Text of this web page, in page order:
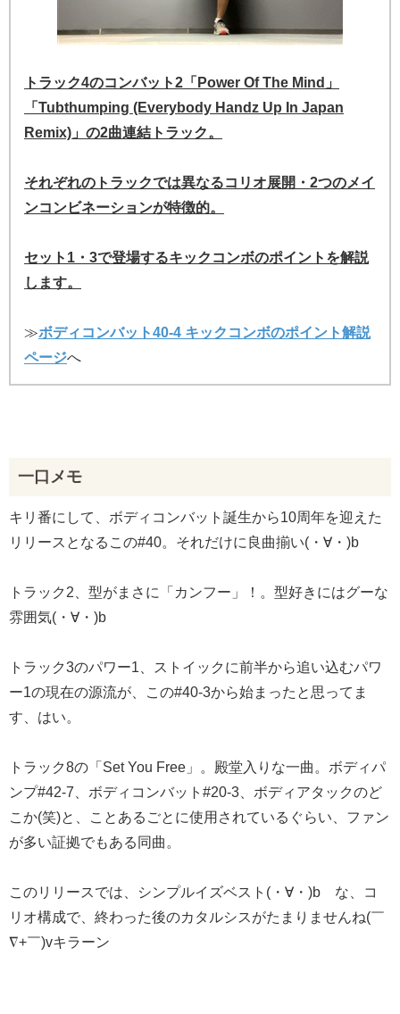
トラック4のコンバット2「Power Of The Mind」
「Tubthumping (Everybody Handz Up In Japan
Remix)」の2曲連結トラック。
それぞれのトラックでは異なるコリオ展開・2つのメイ
ンコンビネーションが特徴的。
セット1・3で登場するキックコンボのポイントを解説
します。
≫ボディコンバット40-4 キックコンボのポイント解説
ページへ
一口メモ
キリ番にして、ボディコンバット誕生から10周年を迎えた
リリースとなるこの#40。それだけに良曲揃い(・∀・)b
トラック2、型がまさに「カンフー」！。型好きにはグーな
雰囲気(・∀・)b
トラック3のパワー1、ストイックに前半から追い込むパワ
ー1の現在の源流が、この#40-3から始まったと思ってま
す、はい。
トラック8の「Set You Free」。殿堂入りな一曲。ボディパ
ンプ#42-7、ボディコンバット#20-3、ボディアタックのど
こか(笑)と、ことあるごとに使用されているぐらい、ファン
が多い証拠でもある同曲。
このリリースでは、シンプルイズベスト(・∀・)b な、コ
リオ構成で、終わった後のカタルシスがたまりませんね(￣
∇+￣)vキラーン